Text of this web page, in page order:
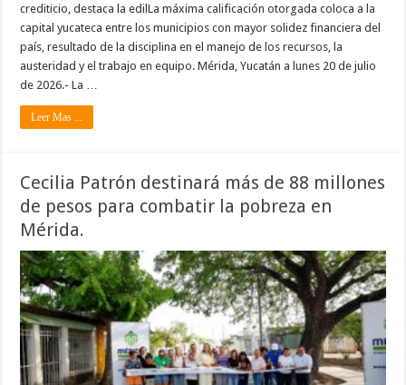
crediticio, destaca la edilLa máxima calificación otorgada coloca a la
capital yucateca entre los municipios con mayor solidez financiera del
país, resultado de la disciplina en el manejo de los recursos, la
austeridad y el trabajo en equipo. Mérida, Yucatán a lunes 20 de julio
de 2026.- La …
Leer Mas ...
Cecilia Patrón destinará más de 88 millones
de pesos para combatir la pobreza en
Mérida.